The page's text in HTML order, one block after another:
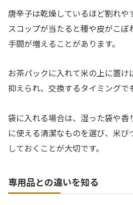
唐辛子は乾燥しているほど割れ
スコップが当たると種や皮がこぼ
手間が増えることがあります。
お茶パックに入れて米の上に置け
抑えられ、交換するタイミングで
袋に入れる場合は、湿った袋や香
に使える清潔なものを選び、米
しておくことが大切です。
専用品との違いを知る